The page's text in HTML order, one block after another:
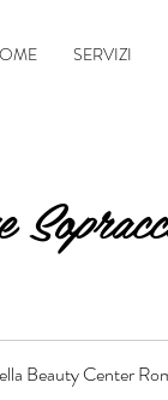
SERVIZI
Beauty Center